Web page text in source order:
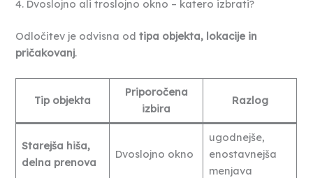
4. Dvoslojno ali troslojno okno – katero izbrati?
Odločitev je odvisna odtipa objekta, lokacije in
pričakovanj.
Tip objekta
Priporočena
izbira
Razlog
Starejša hiša,
delna prenova
Dvoslojno okno
ugodnejše,
enostavnejša
menjava